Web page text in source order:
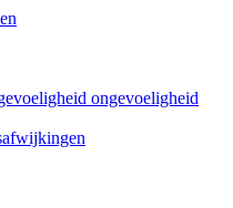
ongevoeligheid